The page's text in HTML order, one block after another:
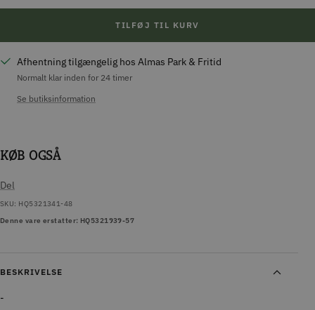
TILFØJ TIL KURV
Afhentning tilgængelig hos Almas Park & Fritid
Normalt klar inden for 24 timer
Se butiksinformation
KØB OGSÅ
Del
SKU: HQ5321341-48
Denne vare erstatter: HQ5321939-57
BESKRIVELSE
-